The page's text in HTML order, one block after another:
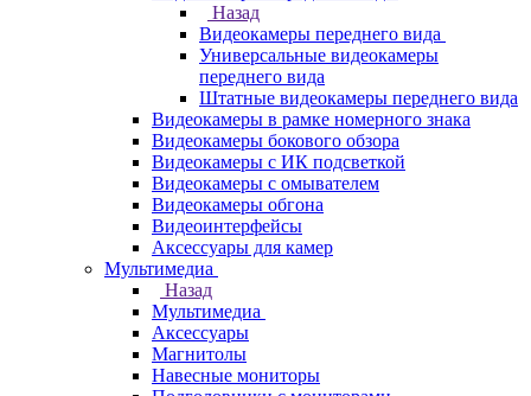
Назад
Видеокамеры переднего вида
Универсальные видеокамеры
переднего вида
Штатные видеокамеры переднего вида
Видеокамеры в рамке номерного знака
Видеокамеры бокового обзора
Видеокамеры с ИК подсветкой
Видеокамеры с омывателем
Видеокамеры обгона
Видеоинтерфейсы
Аксессуары для камер
Мультимедиа
Назад
Мультимедиа
Аксессуары
Магнитолы
Навесные мониторы